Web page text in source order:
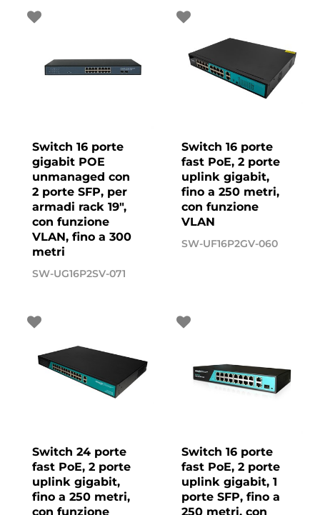
Switch 16 porte
gigabit POE
unmanaged con
2 porte SFP, per
armadi rack 19",
con funzione
VLAN, fino a 300
metri
SW-UG16P2SV-071
Switch 16 porte
fast PoE, 2 porte
uplink gigabit,
fino a 250 metri,
con funzione
VLAN
SW-UF16P2GV-060
Switch 24 porte
fast PoE, 2 porte
uplink gigabit,
fino a 250 metri,
con funzione
Switch 16 porte
fast PoE, 2 porte
uplink gigabit, 1
porte SFP, fino a
250 metri, con